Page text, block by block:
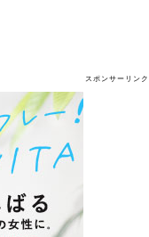
スポンサーリンク